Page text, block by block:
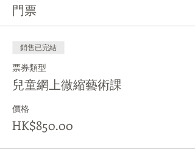
門票
銷售已完結
票券類型
兒童網上微縮藝術課
價格
HK$850.00